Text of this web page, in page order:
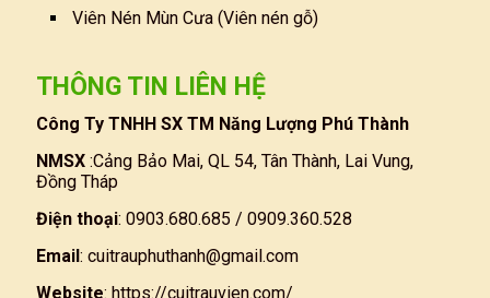
Viên Nén Mùn Cưa (Viên nén gỗ)
THÔNG TIN LIÊN HỆ
Công Ty TNHH SX TM Năng Lượng Phú Thành
NMSX :Cảng Bảo Mai, QL 54, Tân Thành, Lai Vung,
Đồng Tháp
Điện thoại: 0903.680.685 / 0909.360.528
Email: cuitrauphuthanh@gmail.com
Website: https://cuitrauvien.com/